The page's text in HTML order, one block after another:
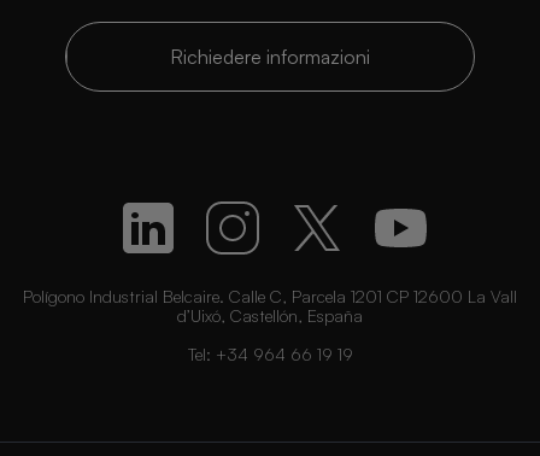
Richiedere informazioni
Polígono Industrial Belcaire. Calle C, Parcela 1201 CP 12600 La Vall
d’Uixó, Castellón, España
Tel: +34 964 66 19 19